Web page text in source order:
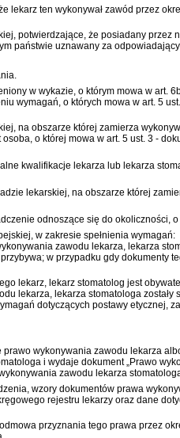
ten wykonywał zawód przez
potwierdzające, że posiadany
państwie uznawany za
w wykazie, o którym mowa w art.
wymagań, o których mowa w art. 5
na obszarze której zamierza
o której mowa w art. 5 ust. 3 -
kwalifikacje lekarza lub lekarza
lekarskiej, na obszarze której
odnoszące się do okoliczności,
w zakresie spełnienia wymagań:
zawodu lekarza, lekarza
w przypadku gdy dokumenty
lekarz, lekarz stomatolog jest
lekarza, lekarza stomatologa zostały
dotyczących postawy etycznej,
wykonywania zawodu lekarza
i wydaje dokument „Prawo
zawodu lekarza
wzory dokumentów prawa
rejestru lekarzy oraz dane
przyznania tego prawa przez